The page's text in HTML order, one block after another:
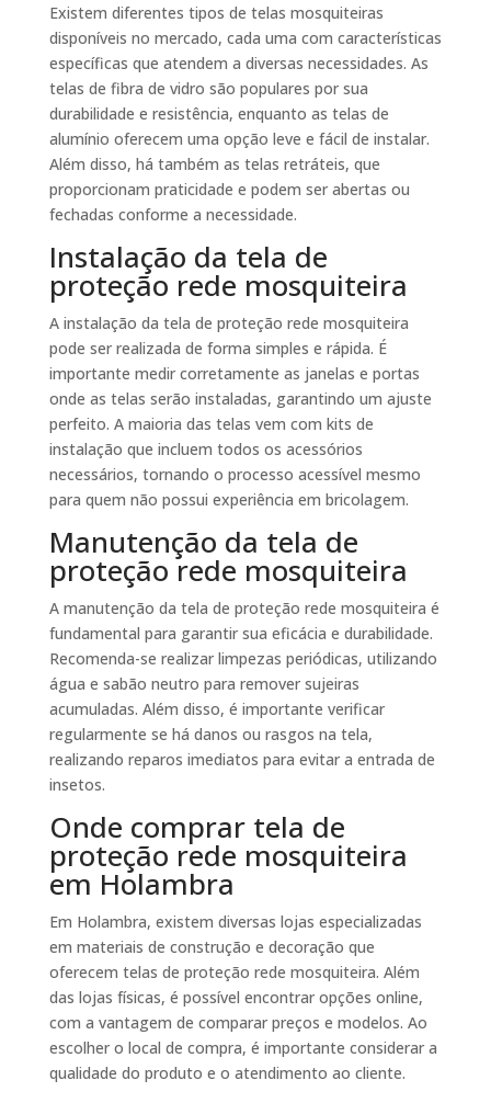
Existem diferentes tipos de telas mosquiteiras
disponíveis no mercado, cada uma com características
específicas que atendem a diversas necessidades. As
telas de fibra de vidro são populares por sua
durabilidade e resistência, enquanto as telas de
alumínio oferecem uma opção leve e fácil de instalar.
Além disso, há também as telas retráteis, que
proporcionam praticidade e podem ser abertas ou
fechadas conforme a necessidade.
Instalação da tela de
proteção rede mosquiteira
A instalação da tela de proteção rede mosquiteira
pode ser realizada de forma simples e rápida. É
importante medir corretamente as janelas e portas
onde as telas serão instaladas, garantindo um ajuste
perfeito. A maioria das telas vem com kits de
instalação que incluem todos os acessórios
necessários, tornando o processo acessível mesmo
para quem não possui experiência em bricolagem.
Manutenção da tela de
proteção rede mosquiteira
A manutenção da tela de proteção rede mosquiteira é
fundamental para garantir sua eficácia e durabilidade.
Recomenda-se realizar limpezas periódicas, utilizando
água e sabão neutro para remover sujeiras
acumuladas. Além disso, é importante verificar
regularmente se há danos ou rasgos na tela,
realizando reparos imediatos para evitar a entrada de
insetos.
Onde comprar tela de
proteção rede mosquiteira
em Holambra
Em Holambra, existem diversas lojas especializadas
em materiais de construção e decoração que
oferecem telas de proteção rede mosquiteira. Além
das lojas físicas, é possível encontrar opções online,
com a vantagem de comparar preços e modelos. Ao
escolher o local de compra, é importante considerar a
qualidade do produto e o atendimento ao cliente.